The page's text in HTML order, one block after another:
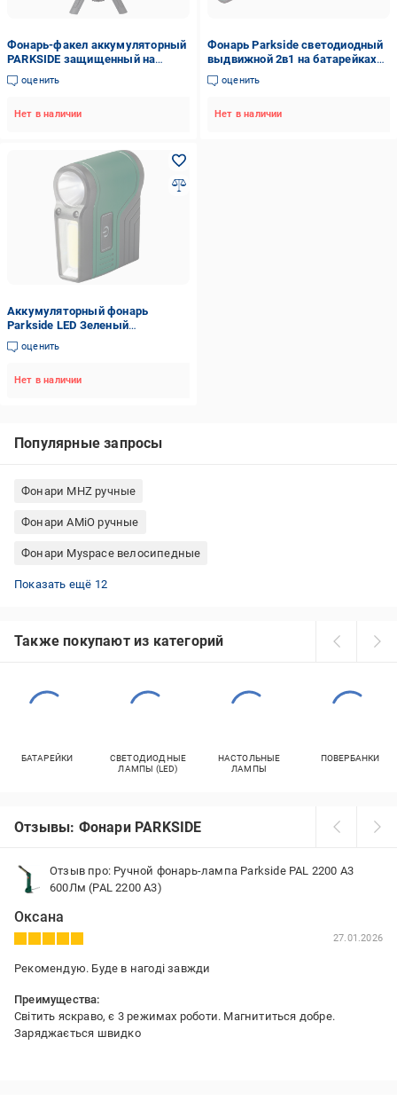
Фонарь-факел аккумуляторный
PARKSIDE защищенный на
ножках и подвеске 2в1 3,7 В
2800 мАч 800 лм (1000002)
оценить
Нет в наличии
Фонарь Parkside светодиодный
выдвижной 2в1 на батарейках
(1000010)
оценить
Нет в наличии
Аккумуляторный фонарь
Parkside LED Зеленый
(100351288001-1)
оценить
Нет в наличии
Популярные запросы
Фонари MHZ ручные
Фонари AMiO ручные
Фонари Myspace велосипедные
Фонари Police налобные
Фонари Energizer ручные
Фонари Bailong ручные
Фонари Electraline ручные
Фонари Brevia ручные
Фонари Fenix кемпинговые
Фонари Videx налобные
Кемпинговые фонари на аккумуляторах
Фонари OnRide велосипедные
Фонари Varta ручные
Кемпинговые фонари с зарядкой от USB
Фонари Silva налобные
Показать ещё 12
Также покупают из категорий
БАТАРЕЙКИ
СВЕТОДИОДНЫЕ
ЛАМПЫ (LED)
НАСТОЛЬНЫЕ
ЛАМПЫ
ПОВЕРБАНКИ
Отзывы: Фонари PARKSIDE
Отзыв про: Ручной фонарь-лампа Parkside PAL 2200 A3
600Лм (PAL 2200 A3)
Оксана
27.01.2026
Рекомендую. Буде в нагоді завжди
Преимущества:
Світить яскраво, є 3 режимах роботи. Магнититься добре.
Заряджається швидко